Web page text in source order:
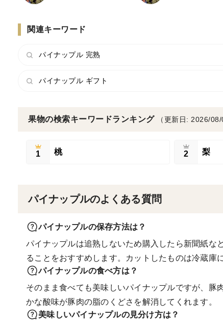
関連キーワード
パイナップル 完熟
パイナップル ギフト
果物の検索キーワードランキング （更新日: 2026/08/
1 桃 2 梨
パイナップルのよくある質問
パイナップルの保存方法は？
パイナップルは追熟しないため購入したら新聞紙な
ることをおすすめします。カットしたものは冷蔵庫
パイナップルの食べ方は？
そのまま食べても美味しいパイナップルですが、豚
かな酸味が豚肉の脂のくどさを解消してくれます。
美味しいパイナップルの見分け方は？